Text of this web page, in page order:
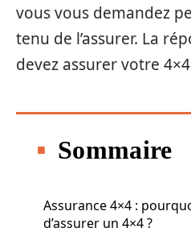
vous vous demandez
tenu de l’assurer. La
devez assurer votre
Sommaire
Assurance 4×4 :
d’assurer un 4×4 ?